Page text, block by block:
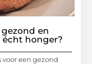
en
écht honger?
voor een gezond